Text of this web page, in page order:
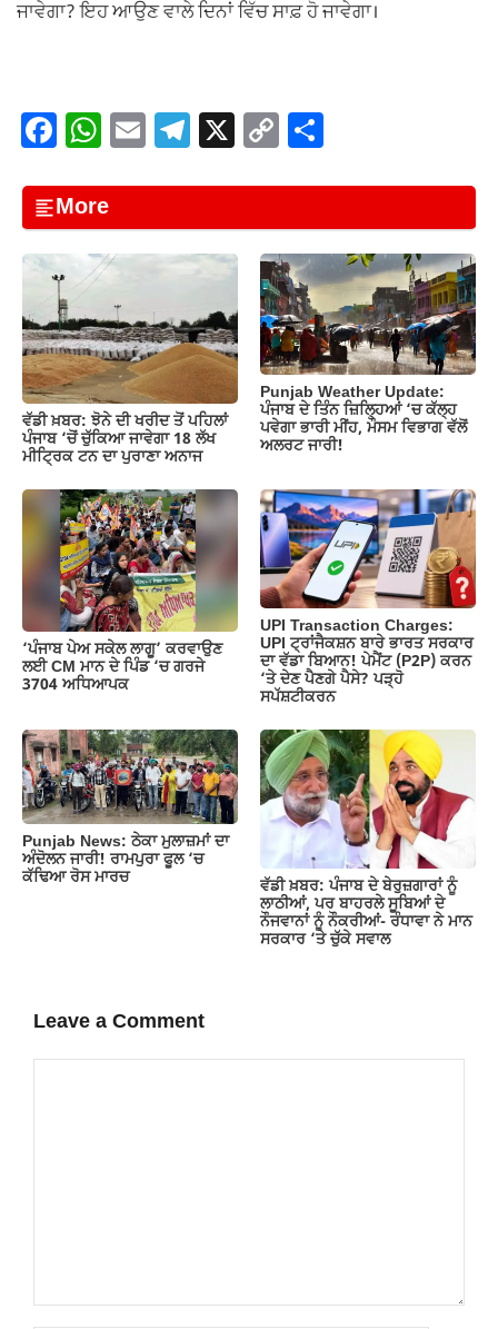
ਜਾਵੇਗਾ? ਇਹ ਆਉਣ ਵਾਲੇ ਦਿਨਾਂ ਵਿੱਚ ਸਾਫ਼ ਹੋ ਜਾਵੇਗਾ।
F
c
e
b
o
o
k
W
at
s
A
p
p
E
ail
T
e
gr
a
m
X C
p
y
Li
n
k
ar
e
More
ਵੱਡੀ ਖ਼ਬਰ: ਝੋਨੇ ਦੀ ਖਰੀਦ ਤੋਂ ਪਹਿਲਾਂ
ਪੰਜਾਬ ‘ਚੋਂ ਚੁੱਕਿਆ ਜਾਵੇਗਾ 18 ਲੱਖ
ਮੀਟ੍ਰਿਕ ਟਨ ਦਾ ਪੁਰਾਣਾ ਅਨਾਜ
Punjab Weather Update:
ਪੰਜਾਬ ਦੇ ਤਿੰਨ ਜ਼‍ਿਲ੍ਹਿਆਂ ‘ਚ ਕੱਲ੍ਹ
ਪਵੇਗਾ ਭਾਰੀ ਮੀਂਹ, ਮੌਸਮ ਵਿਭਾਗ ਵੱਲੋਂ
ਅਲਰਟ ਜਾਰੀ!
‘ਪੰਜਾਬ ਪੇਅ ਸਕੇਲ ਲਾਗੂ’ ਕਰਵਾਉਣ
ਲਈ CM ਮਾਨ ਦੇ ਪਿੰਡ ‘ਚ ਗਰਜੇ
3704 ਅਧਿਆਪਕ
UPI Transaction Charges:
UPI ਟ੍ਰਾਂਜੈਕਸ਼ਨ ਬਾਰੇ ਭਾਰਤ ਸਰਕਾਰ
ਦਾ ਵੱਡਾ ਬਿਆਨ! ਪੇਮੈਂਟ (P2P) ਕਰਨ
‘ਤੇ ਦੇਣ ਪੈਣਗੇ ਪੈਸੇ? ਪੜ੍ਹੋ
ਸਪੱਸ਼ਟੀਕਰਨ
Punjab News: ਠੇਕਾ ਮੁਲਾਜ਼ਮਾਂ ਦਾ
ਅੰਦੋਲਨ ਜਾਰੀ! ਰਾਮਪੁਰਾ ਫੂਲ ‘ਚ
ਕੱਢਿਆ ਰੋਸ ਮਾਰਚ
ਵੱਡੀ ਖ਼ਬਰ: ਪੰਜਾਬ ਦੇ ਬੇਰੁਜ਼ਗਾਰਾਂ ਨੂੰ
ਲਾਠੀਆਂ, ਪਰ ਬਾਹਰਲੇ ਸੂਬਿਆਂ ਦੇ
ਨੌਜਵਾਨਾਂ ਨੂੰ ਨੌਕਰੀਆਂ- ਰੰਧਾਵਾ ਨੇ ਮਾਨ
ਸਰਕਾਰ ‘ਤੇ ਚੁੱਕੇ ਸਵਾਲ
Leave a Comment